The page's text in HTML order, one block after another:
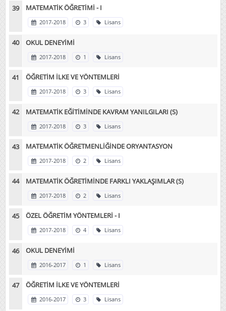
MATEMATİK ÖĞRETİMİ - I
2017-2018 3 Lisans
OKUL DENEYİMİ
2017-2018 1 Lisans
ÖĞRETİM İLKE VE YÖNTEMLERİ
2017-2018 3 Lisans
MATEMATİK EĞİTİMİNDE KAVRAM YANILGILARI (S)
2017-2018 3 Lisans
MATEMATİK ÖĞRETMENLİĞİNDE ORYANTASYON
2017-2018 2 Lisans
MATEMATİK ÖĞRETİMİNDE FARKLI YAKLAŞIMLAR (S)
2017-2018 2 Lisans
ÖZEL ÖĞRETİM YÖNTEMLERİ - I
2017-2018 4 Lisans
OKUL DENEYİMİ
2016-2017 1 Lisans
ÖĞRETİM İLKE VE YÖNTEMLERİ
2016-2017 3 Lisans